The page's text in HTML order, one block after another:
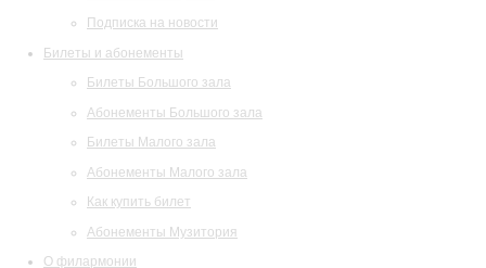
Подписка на новости
Билеты и абонементы
Билеты Большого зала
Абонементы Большого зала
Билеты Малого зала
Абонементы Малого зала
Как купить билет
Абонементы Музитория
О филармонии